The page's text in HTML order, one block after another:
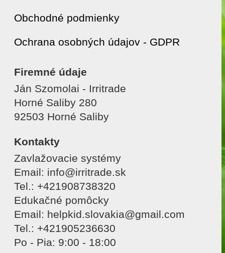
Obchodné podmienky
Ochrana osobných údajov - GDPR
Firemné údaje
Ján Szomolai - Irritrade
Horné Saliby 280
92503 Horné Saliby
Kontakty
Zavlažovacie systémy
Email: info@irritrade.sk
Tel.: +421908738320
Edukačné pomôcky
Email: helpkid.slovakia@gmail.com
Tel.: +421905236630
Po - Pia: 9:00 - 18:00